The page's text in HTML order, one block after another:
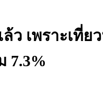
ว เพราะเที่
7.3%